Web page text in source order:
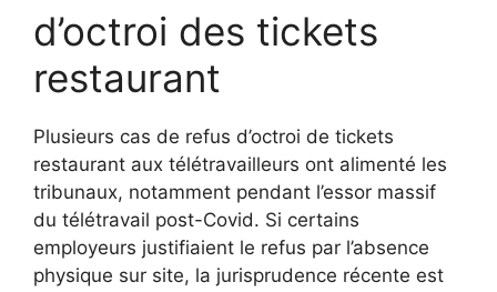
d’octroi des tickets
restaurant
Plusieurs cas de refus d’octroi de tickets
restaurant aux télétravailleurs ont alimenté les
tribunaux, notamment pendant l’essor massif
du télétravail post-Covid. Si certains
employeurs justifiaient le refus par l’absence
physique sur site, la jurisprudence récente est